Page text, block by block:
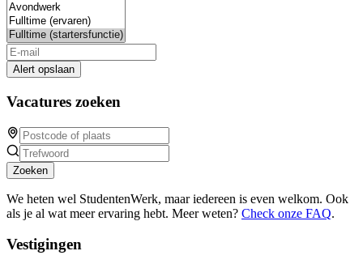
Alert opslaan
Vacatures zoeken
Zoeken
We heten wel StudentenWerk, maar iedereen is even welkom. Ook
als je al wat meer ervaring hebt. Meer weten? Check onze FAQ.
Vestigingen